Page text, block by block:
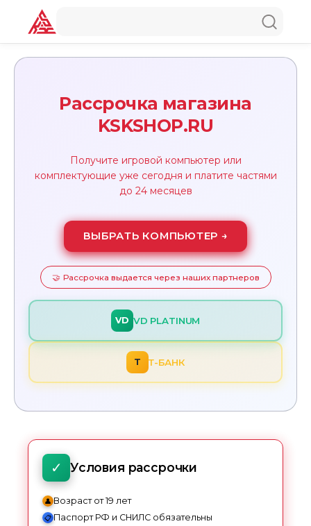
От 20000 ₽
Рассрочка магазина
KSKSHOP.RU
Получите игровой компьютер или
комплектующие уже сегодня и платите частями
до 24 месяцев
ВЫБРАТЬ КОМПЬЮТЕР →
Рассрочка выдается через наших партнеров
VD VD PLATINUM
Т Т-БАНК
✓ Условия рассрочки
Возраст от 19 лет
Паспорт РФ и СНИЛС обязательны